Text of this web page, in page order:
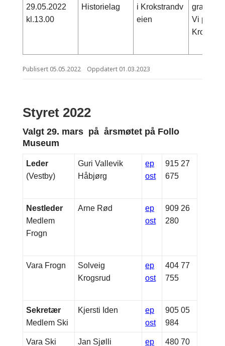
29.05.2022
kl.13.00
Historielag
i Krokstrandv
eien
gravfelt
Vi
Publisert 05.05.2022 Oppdatert 01.03.2023
Styret 2022
Valgt 29. mars på årsmøtet på Follo
Museum
Leder
(Vestby)
Guri Vallevik
Håbjørg
ep
ost
915 27
675
Nestleder
Medlem
Frogn
Arne Rød
ep
ost
909 26
280
Vara Frogn
Solveig
Krogsrud
ep
ost
404 77
755
Sekretær
Medlem Ski
Kjersti Iden
ep
ost
905 05
984
Vara Ski Jan Sjølli ep 480 70